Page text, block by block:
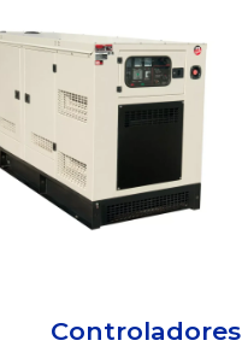
Controladores